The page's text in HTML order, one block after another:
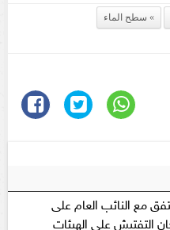
سطح الماء
مع النائب العام على
التفتيش على الهيئات